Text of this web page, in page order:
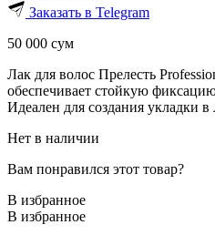
Заказать в Telegram
50 000 сум
Лак для волос Прелесть
обеспечивает стойкую
Идеален для создания укладки
Нет в наличии
Вам понравился этот товар?
В избранное
В избранное